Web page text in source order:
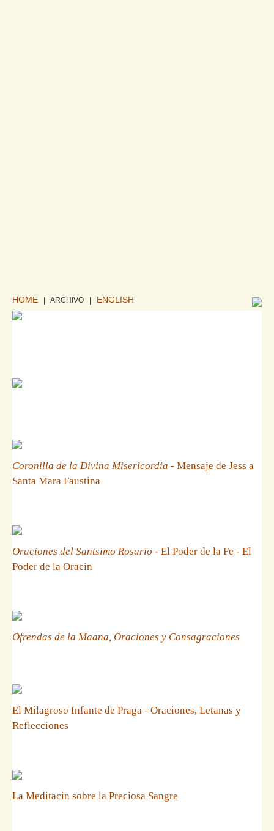
HOME | ARCHIVO ENGLISH
Coronilla de la Divina Misericordia - Mensaje de Jess a
Santa Mara Faustina
Oraciones del Santsimo Rosario - El Poder de la Fe - El
Poder de la Oracin
Ofrendas de la Maana, Oraciones y Consagraciones
El Milagroso Infante de Praga - Oraciones, Letanas y
Reflecciones
La Meditacin sobre la Preciosa Sangre